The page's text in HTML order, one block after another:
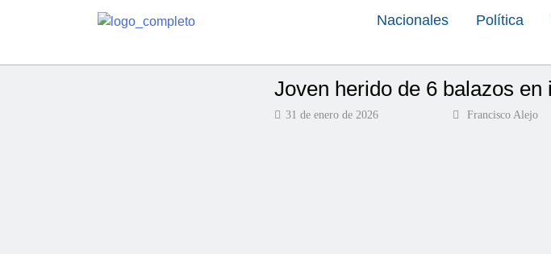
Nacionales Política
Joven herido de 6 balazos
31 de enero de 2026 Francisco Alejo